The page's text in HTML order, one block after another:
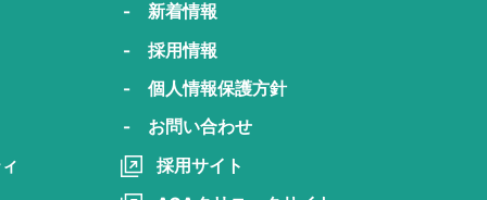
- 新着情報
- 採用情報
- 個人情報保護方針
- お問い合わせ
採用サイト